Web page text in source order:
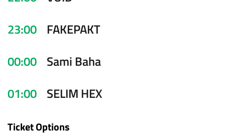
23:00 FAKEPAKT
00:00 Sami Baha
01:00 SELIM HEX
Ticket Options